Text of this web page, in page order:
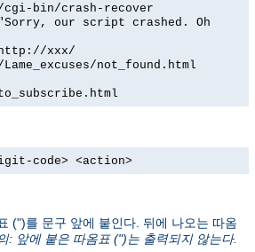
/cgi-bin/crash-recover
"Sorry, our script crashed. Oh
http://xxx/
not_found.html
code> <action>
(")를 문구 앞에 붙인다. 뒤에 나오는 따옴
: 앞에 붙은 따옴표 (")는 출력되지 않는다.